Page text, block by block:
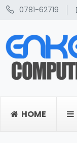
0781-62719
HOME